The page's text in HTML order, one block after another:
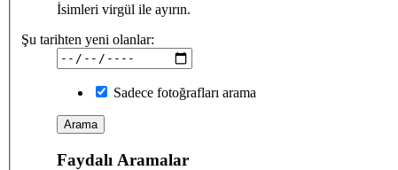
İsimleri virgül ile ayırın.
Şu tarihten yeni olanlar:
Sadece fotoğrafları arama
Faydalı Aramalar